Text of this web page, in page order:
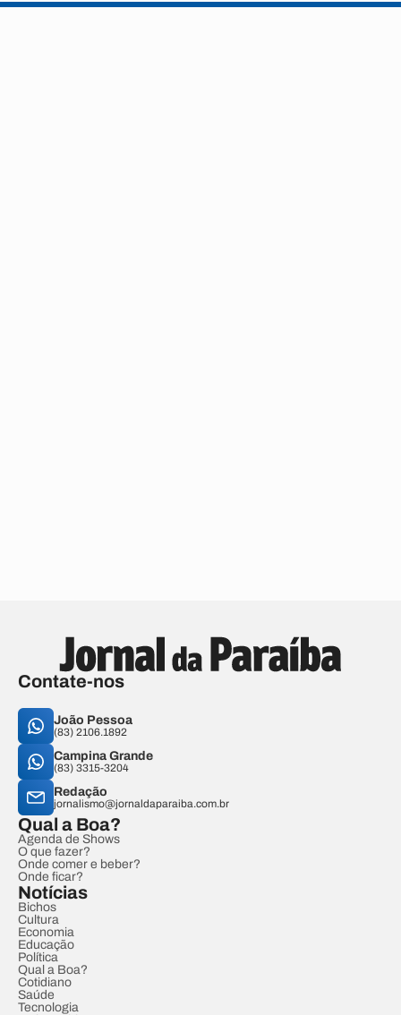
Contate-nos
João Pessoa
(83) 2106.1892
Campina Grande
(83) 3315-3204
Redação
jornalismo@jornaldaparaiba.com.br
Qual a Boa?
Agenda de Shows
O que fazer?
Onde comer e beber?
Onde ficar?
Notícias
Bichos
Cultura
Economia
Educação
Política
Qual a Boa?
Cotidiano
Saúde
Tecnologia